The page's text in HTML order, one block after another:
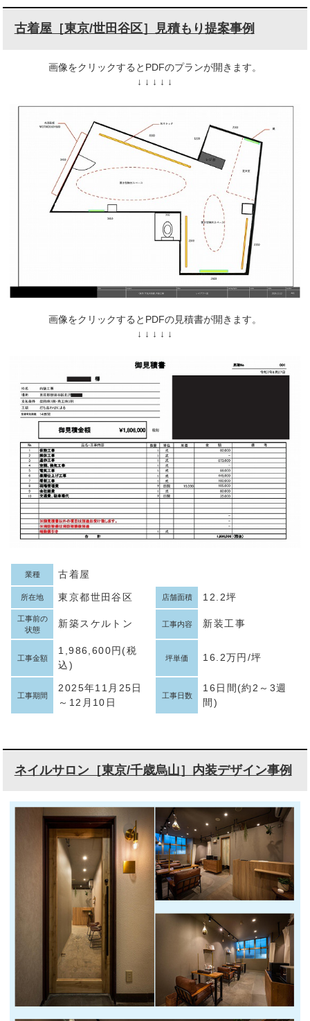
古着屋［東京/世田谷区］見積もり提案事例
画像をクリックするとPDFのプランが開きます。
↓ ↓ ↓ ↓ ↓
画像をクリックするとPDFの見積書が開きます。
↓ ↓ ↓ ↓ ↓
業種 古着屋
所在地 東京都世田谷区 店舗面積 12.2坪
工事前の
状態
新築スケルトン 工事内容 新装工事
工事金額
1,986,600円(税
込)
坪単価 16.2万円/坪
工事期間
2025年11月25日
～12月10日
工事日数
16日間(約2～3週
間)
ネイルサロン［東京/千歳烏山］内装デザイン事例